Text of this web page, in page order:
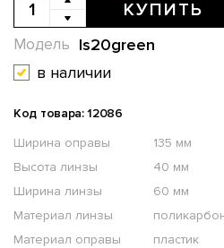
КУПИТЬ
ls20green
Модель
в наличии
Код товара: 12086
Ширина оправы
135 мм
Высота линзы
40 мм
Ширина линзы
60 мм
Материал линзы
Материал оправы
пластик